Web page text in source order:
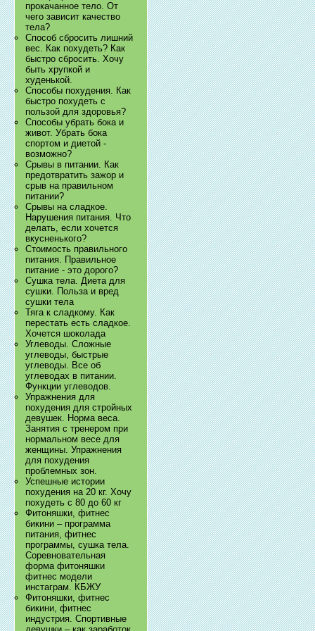
прокачанное тело. От
чего зависит качество
тела?
Способ сбросить лишний
вес. Как похудеть? Как
быстро сбросить. Хочу
быть хрупкой и
худенькой.
Способы похудения. Как
быстро похудеть с
пользой для здоровья?
Способы убрать бока и
живот. Убрать бока
спортом и диетой -
возможно?
Срывы в питании. Как
предотвратить зажор и
срыв на правильном
питании?
Срывы на сладкое.
Нарушения питания. Что
делать, если хочется
вкусненького?
Стоимость правильного
питания. Правильное
питание - это дорого?
Сушка тела. Диета для
сушки. Польза и вред
сушки тела
Тяга к сладкому. Как
перестать есть сладкое.
Хочется шоколада
Углеводы. Сложные
углеводы, быстрые
углеводы. Все об
углеводах в питании.
Функции углеводов.
Упражнения для
похудения для стройных
девушек. Норма веса.
Занятия с тренером при
нормальном весе для
женщины. Упражнения
для похудения
проблемных зон.
Успешные истории
похудения на 20 кг. Хочу
похудеть с 80 до 60 кг
Фитоняшки, фитнес
бикини – программа
питания, фитнес
программы, сушка тела.
Соревновательная
форма фитоняшки
фитнес модели
инстаграм. КБЖУ
Фитоняшки, фитнес
бикини, фитнес
индустрия. Спортивные